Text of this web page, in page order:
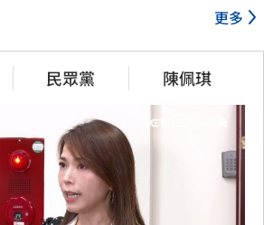
更多
民眾黨 陳佩琪